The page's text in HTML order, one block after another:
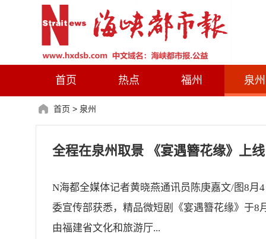
首页 热点 福州 泉州
首页 > 泉州
全程在泉州取景 《宴遇簪花缘》上线
N海都全媒体记者黄晓燕通讯员陈庚嘉文/图8月
委宣传部获悉，精品微短剧《宴遇簪花缘》于8
由福建省文化和旅游厅...